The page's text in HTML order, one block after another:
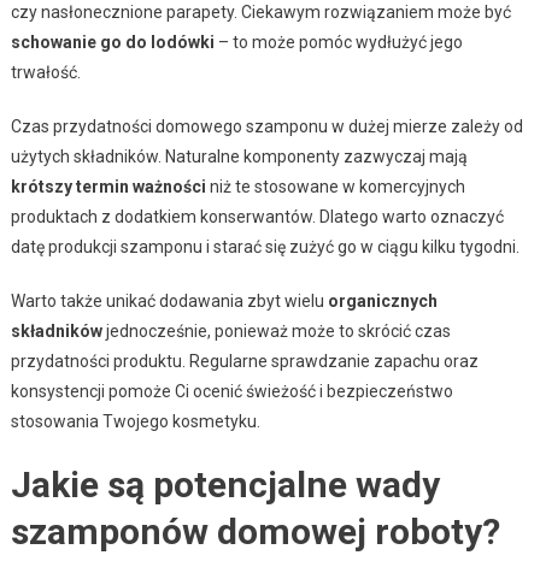
czy nasłonecznione parapety. Ciekawym rozwiązaniem może być
schowanie go do lodówki – to może pomóc wydłużyć jego
trwałość.
Czas przydatności domowego szamponu w dużej mierze zależy od
użytych składników. Naturalne komponenty zazwyczaj mają
krótszy termin ważności niż te stosowane w komercyjnych
produktach z dodatkiem konserwantów. Dlatego warto oznaczyć
datę produkcji szamponu i starać się zużyć go w ciągu kilku tygodni.
Warto także unikać dodawania zbyt wielu organicznych
składnikówjednocześnie, ponieważ może to skrócić czas
przydatności produktu. Regularne sprawdzanie zapachu oraz
konsystencji pomoże Ci ocenić świeżość i bezpieczeństwo
stosowania Twojego kosmetyku.
Jakie są potencjalne wady
szamponów domowej roboty?